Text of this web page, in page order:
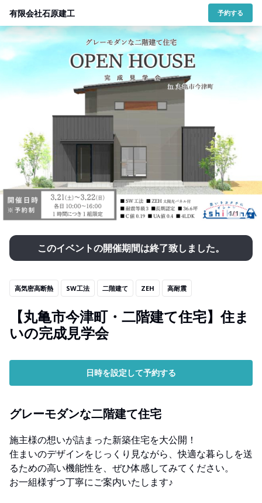
有限会社石原建工 予約する
1/1
このイベントの開催期間は終了致しました。
高気密高断熱 SW工法 二階建て ZEH 高耐震
【丸亀市今津町・二階建て住宅】住ま
いの完成見学会
日時を設定して予約する
グレーモダンな二階建て住宅
施主様の想いが詰まった新築住宅を大公開！
住まいのデザインをじっくり見ながら、快適な暮らしを送
るための高い機能性を、ぜひ体感してみてください。
お一組様ずつ丁寧にご案内いたします♪